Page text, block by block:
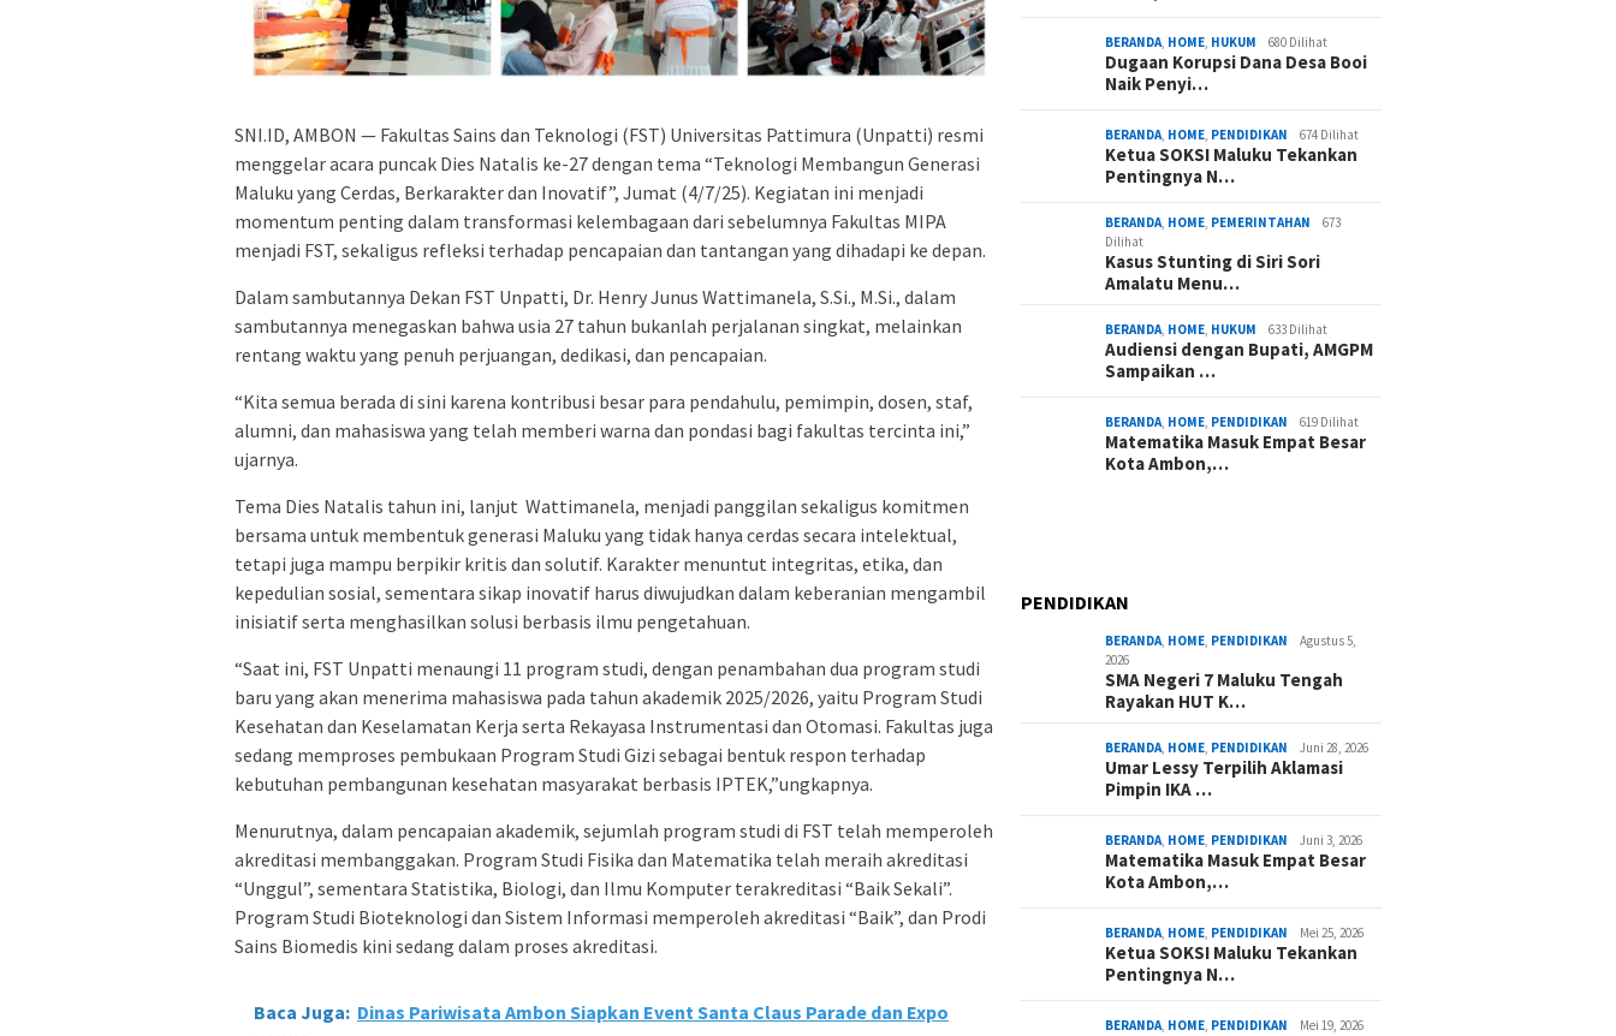
SNI.ID, AMBON — Fakultas Sains dan Teknologi (FST) Universitas Pattimura (Unpatti) resmi
menggelar acara puncak Dies Natalis ke-27 dengan tema “Teknologi Membangun Generasi
Maluku yang Cerdas, Berkarakter dan Inovatif”, Jumat (4/7/25). Kegiatan ini menjadi
momentum penting dalam transformasi kelembagaan dari sebelumnya Fakultas MIPA
menjadi FST, sekaligus refleksi terhadap pencapaian dan tantangan yang dihadapi ke depan.
Dalam sambutannya Dekan FST Unpatti, Dr. Henry Junus Wattimanela, S.Si., M.Si., dalam
sambutannya menegaskan bahwa usia 27 tahun bukanlah perjalanan singkat, melainkan
rentang waktu yang penuh perjuangan, dedikasi, dan pencapaian.
“Kita semua berada di sini karena kontribusi besar para pendahulu, pemimpin, dosen, staf,
alumni, dan mahasiswa yang telah memberi warna dan pondasi bagi fakultas tercinta ini,”
ujarnya.
Tema Dies Natalis tahun ini, lanjut Wattimanela, menjadi panggilan sekaligus komitmen
bersama untuk membentuk generasi Maluku yang tidak hanya cerdas secara intelektual,
tetapi juga mampu berpikir kritis dan solutif. Karakter menuntut integritas, etika, dan
kepedulian sosial, sementara sikap inovatif harus diwujudkan dalam keberanian mengambil
inisiatif serta menghasilkan solusi berbasis ilmu pengetahuan.
“Saat ini, FST Unpatti menaungi 11 program studi, dengan penambahan dua program studi
baru yang akan menerima mahasiswa pada tahun akademik 2025/2026, yaitu Program Studi
Kesehatan dan Keselamatan Kerja serta Rekayasa Instrumentasi dan Otomasi. Fakultas juga
sedang memproses pembukaan Program Studi Gizi sebagai bentuk respon terhadap
kebutuhan pembangunan kesehatan masyarakat berbasis IPTEK,”ungkapnya.
Menurutnya, dalam pencapaian akademik, sejumlah program studi di FST telah memperoleh
akreditasi membanggakan. Program Studi Fisika dan Matematika telah meraih akreditasi
“Unggul”, sementara Statistika, Biologi, dan Ilmu Komputer terakreditasi “Baik Sekali”.
Program Studi Bioteknologi dan Sistem Informasi memperoleh akreditasi “Baik”, dan Prodi
Sains Biomedis kini sedang dalam proses akreditasi.
Baca Juga: Dinas Pariwisata Ambon Siapkan Event Santa Claus Parade dan Expo
BERANDA HOME HUKUM 680 Dilihat
Dugaan Korupsi Dana Desa Booi
Naik Penyi…
BERANDA HOME PENDIDIKAN 674 Dilihat
Ketua SOKSI Maluku Tekankan
Pentingnya N…
BERANDA HOME PEMERINTAHAN
673
Dilihat
Kasus Stunting di Siri Sori
Amalatu Menu…
BERANDA HOME HUKUM 633 Dilihat
Audiensi dengan Bupati, AMGPM
Sampaikan …
BERANDA HOME PENDIDIKAN 619 Dilihat
Matematika Masuk Empat Besar
Kota Ambon,…
PENDIDIKAN
BERANDA HOME PENDIDIKAN
Agustus 5,
2026
SMA Negeri 7 Maluku Tengah
Rayakan HUT K…
BERANDA HOME PENDIDIKAN Juni 28, 2026
Umar Lessy Terpilih Aklamasi
Pimpin IKA …
BERANDA HOME PENDIDIKAN Juni 3, 2026
Matematika Masuk Empat Besar
Kota Ambon,…
BERANDA HOME PENDIDIKAN Mei 25, 2026
Ketua SOKSI Maluku Tekankan
Pentingnya N…
BERANDA HOME PENDIDIKAN Mei 19, 2026